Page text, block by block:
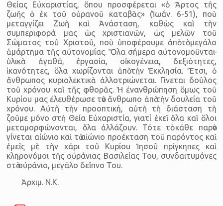
Θείας Εὐχαριστίας, ὅπου προσφέρεται «ὁ Ἄρτος τῆς
ζωῆς ὁ ἐκ τοῦ οὐρανοῦ καταβὰς» (Ἰωάν. 6-51), ποὺ
μεταγγίζει Ζωὴ καὶ Ἀνάσταση, καθὼς καὶ τὴν
συμπεριφορά μας ὡς χριστιανῶν, ὡς μελῶν τοῦ
Σώματος τοῦ Χριστοῦ, ποὺ ὑποφέρουμε ἀπὸ τὸ μεγάλο
ἁμάρτημα τῆς αὐτονομίας. Ὅλα σήμερα αὐτονομοῦνται·
ὑλικὰ ἀγαθά, ἐργασία, οἰκογένεια, δεξιότητες,
ἱκανότητες, ὅλα χωρίζονται ἀπὸ τὴν Ἐκκλησία. Ἔτσι, ὁ
ἄνθρωπος κυριολεκτικὰ ἀλλοτριώνεται. Γίνεται δοῦλος
τοῦ χρόνου καὶ τῆς φθορᾶς. Ἡ ἐνανθρώπηση ὅμως τοῦ
Κυρίου μας ἐλευθέρωσε τὸν ἄνθρωπο ἀπὸ τὴν δουλεία τοῦ
χρόνου. Αὐτὴ τὴν προοπτική, αὐτὴ τὴ διάσταση τὴ
ζοῦμε μόνο στὴ Θεία Εὐχαριστία, γιατί ἐκεῖ ὅλα καὶ ὅλοι
μεταμορφώνονται, ὅλα ἀλλάζουν. Τότε τὸ κάθε παρὸν
γίνεται αἰώνιο καὶ τὸ αἰώνιο προέκταση τοῦ παρόντος καὶ
ἐμεῖς μὲ τὴν χάρι τοῦ Κυρίου Ἰησοῦ πρίγκηπες καὶ
κληρονόμοι τῆς οὐράνιας Βασιλείας Του, συνδαιτυμόνες
στὸ οὐράνιο, μεγάλο δεῖπνο Του.
Ἀρχιμ. Ν.Κ.